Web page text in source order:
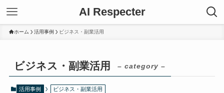
AI Respecter
ホーム 活用事例 ビジネス・副業活用
ビジネス・副業活用 – category –
活用事例 ビジネス・副業活用